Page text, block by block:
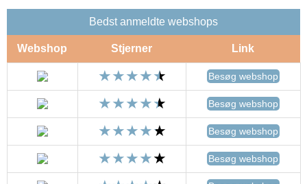
Bedst anmeldte webshops
Webshop Stjerner Link
Besøg webshop
Besøg webshop
Besøg webshop
Besøg webshop